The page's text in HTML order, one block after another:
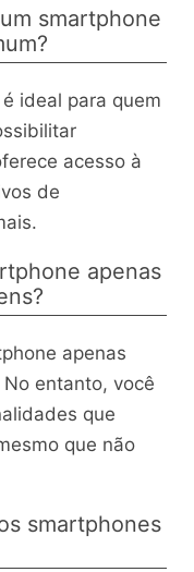
smartphone
ideal para quem
acesso à
de
apenas
apenas
entanto, você
que
que não
smartphones